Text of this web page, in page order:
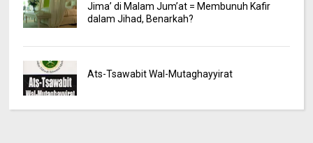
Jima’ di Malam Jum’at = Membunuh Kafir
dalam Jihad, Benarkah?
Ats-Tsawabit Wal-Mutaghayyirat